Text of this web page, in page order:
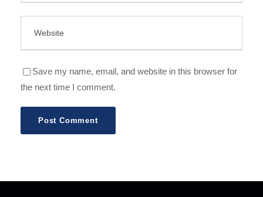
Save my name, email, and website in this browser for
the next time I comment.